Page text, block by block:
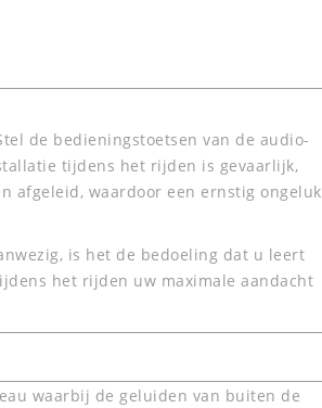
de bedieningstoetsen van de audio-
tijdens het rijden is gevaarlijk,
afgeleid, waardoor een ernstig ongeluk
is het de bedoeling dat u leert
het rijden uw maximale aandacht
waarbij de geluiden van buiten de